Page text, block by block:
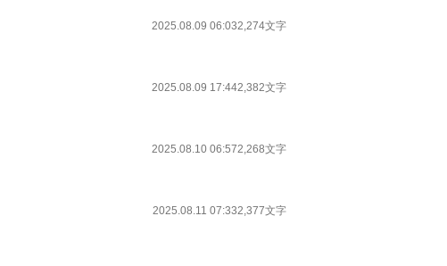
2025.08.09 06:032,274文字
2025.08.09 17:442,382文字
2025.08.10 06:572,268文字
2025.08.11 07:332,377文字